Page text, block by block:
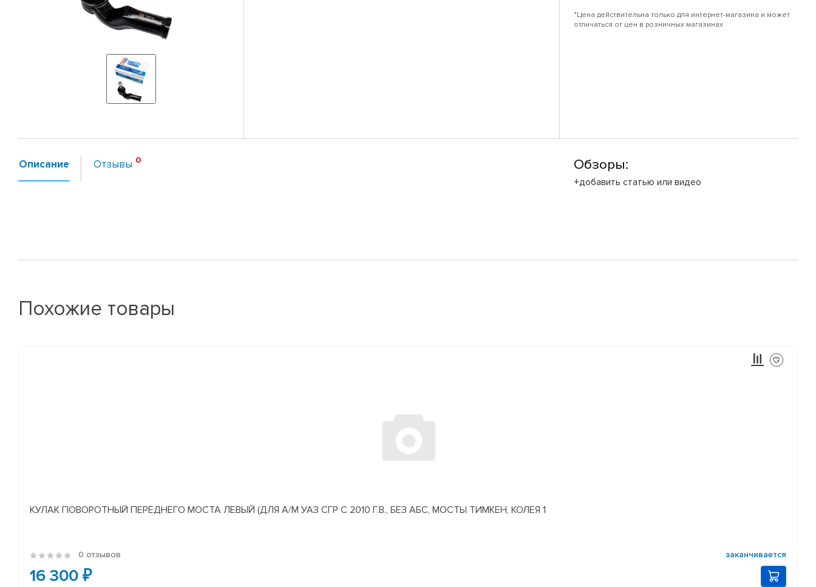
*Цена действительна только для интернет-магазина и может
отличаться от цен в розничных магазинах
Описание Отзывы Обзоры:
+добавить статью или видео
Похожие товары
КУЛАК ПОВОРОТНЫЙ ПЕРЕДНЕГО МОСТА ЛЕВЫЙ (ДЛЯ А/М УАЗ СГР С 2010 Г.В., БЕЗ АБС, МОСТЫ ТИМКЕН, КОЛЕЯ 1
0 отзывов заканчивается
16 300 ₽